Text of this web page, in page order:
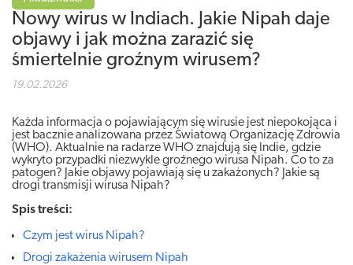
Nowy wirus w Indiach. Jakie Nipah daje
objawy i jak można zarazić się
śmiertelnie groźnym wirusem?
19.02.2026
Każda informacja o pojawiającym się wirusie jest niepokojąca i
jest bacznie analizowana przez Światową Organizację Zdrowia
(WHO). Aktualnie na radarze WHO znajdują się Indie, gdzie
wykryto przypadki niezwykle groźnego wirusa Nipah. Co to za
patogen? Jakie objawy pojawiają się u zakażonych? Jakie są
drogi transmisji wirusa Nipah?
Spis treści:
Czym jest wirus Nipah?
Drogi zakażenia wirusem Nipah